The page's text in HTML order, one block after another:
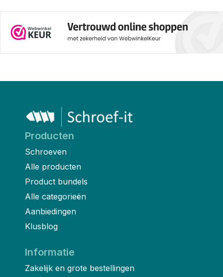
Producten
Schroeven
Alle producten
Product bundels
Alle categorieën
Aanbiedingen
Klusblog
Informatie
Zakelijk en grote bestellingen